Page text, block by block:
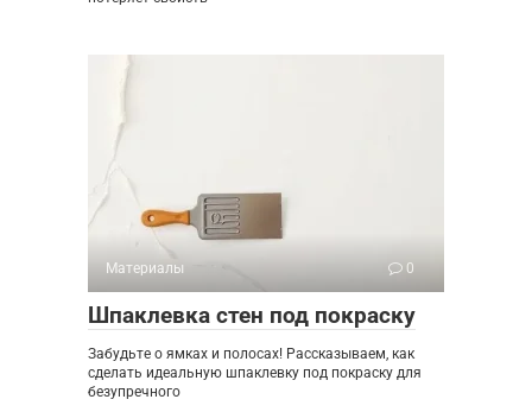
Материалы 0
Шпаклевка стен под покраску
Забудьте о ямках и полосах! Рассказываем, как
сделать идеальную шпаклевку под покраску для
безупречного